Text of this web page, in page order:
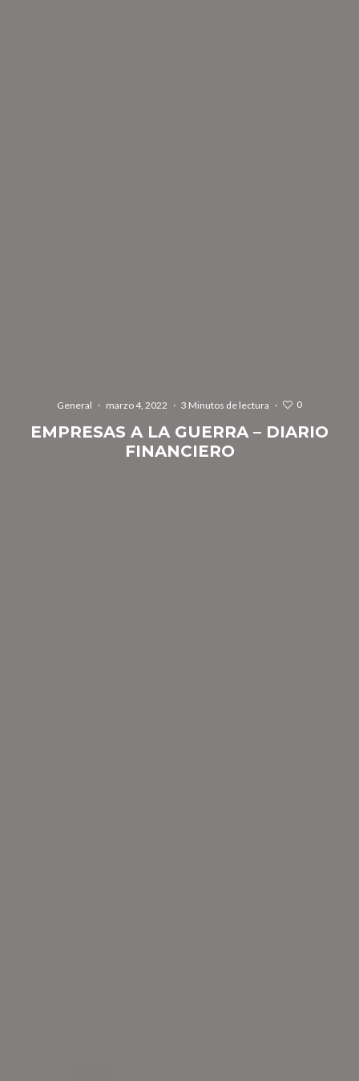
General · marzo 4, 2022 · 3 Minutos de lectura · 0
EMPRESAS A LA GUERRA – DIARIO
FINANCIERO